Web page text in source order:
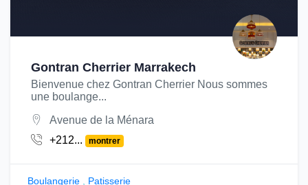
Gontran Cherrier Marrakech
Bienvenue chez Gontran Cherrier Nous sommes
une boulange...
Avenue de la Ménara
+212...
montrer
Boulangerie Patisserie